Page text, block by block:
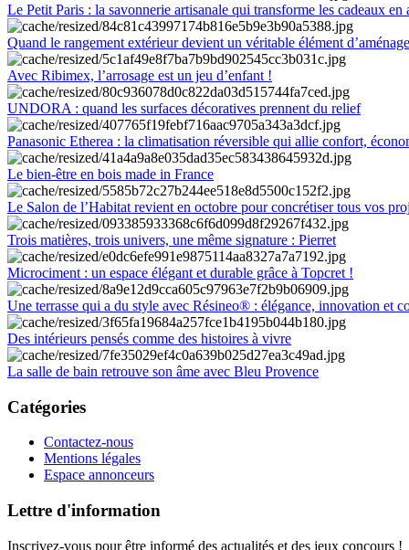
Le Petit Paris : la savonnerie artisanale qui transforme les cadeaux en
Quand le rangement extérieur devient un véritable élément
Avec Ribimex, l’arrosage est un jeu d’enfant !
UNDORA : quand les surfaces décoratives prennent du relief
Panasonic Etherea : la climatisation réversible qui allie confort,
Le bien-être en bois made in France
Le Salon de l’Habitat revient en octobre pour concrétiser tous vos
Trois matières, trois univers, une même signature : Pierret
Microciment : un espace élégant et durable grâce à Topcret !
Une terrasse qui a du style avec Résineo® : élégance, innovation et
Des intérieurs pensés comme des histoires à vivre
La salle de bain retrouve son âme avec Bleu Provence
Catégories
Contactez-nous
Mentions légales
Espace annonceurs
Lettre d'information
Inscrivez-vous pour être informé des actualités et des jeux concours !